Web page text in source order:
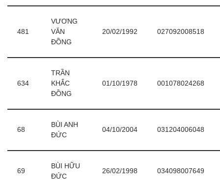
481
VƯƠNG
VĂN
ĐỒNG
20/02/1992 027092008518
634
TRẦN
KHẮC
ĐỒNG
01/10/1978 001078024268
68
BÙI ANH
ĐỨC
04/10/2004 031204006048
69
BÙI HỮU
ĐỨC
26/02/1998 034098007649